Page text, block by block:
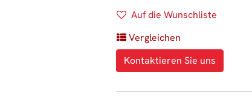
Auf die Wunschliste
Vergleichen
Kontaktieren Sie uns